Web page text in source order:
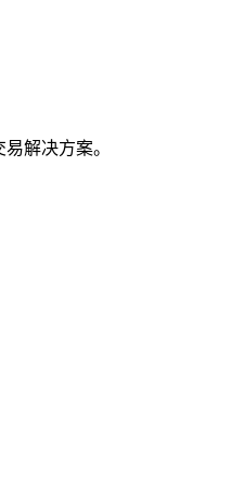
解决方案。